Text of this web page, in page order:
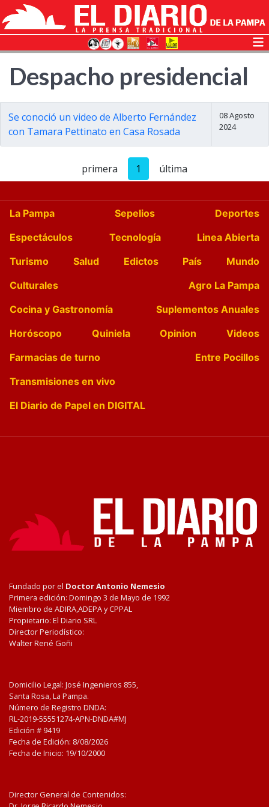
Despacho presidencial
Se conoció un video de Alberto Fernández
con Tamara Pettinato en Casa Rosada
08 Agosto
2024
primera 1 última
La Pampa Sepelios
Deportes
Espectáculos
Tecnología
Linea Abierta
Turismo
Salud Edictos País
Mundo
Culturales
Agro La Pampa
Cocina y Gastronomía
Suplementos Anuales
Horóscopo
Quiniela Opinion
Videos
Farmacias de turno
Entre Pocillos
Transmisiones en vivo
El Diario de Papel en DIGITAL
Fundado por el Doctor Antonio Nemesio
Primera edición: Domingo 3 de Mayo de 1992
Miembro de ADIRA,ADEPA y CPPAL
Propietario: El Diario SRL
Director Periodístico:
Walter René Goñi
Domicilio Legal: José Ingenieros 855,
Santa Rosa, La Pampa.
Número de Registro DNDA:
RL-2019-55551274-APN-DNDA#MJ
Edición # 9419
Fecha de Edición: 8/08/2026
Fecha de Inicio: 19/10/2000
Director General de Contenidos: